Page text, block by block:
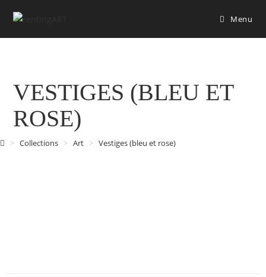
Menu
VESTIGES (BLEU ET
ROSE)
> Collections > Art > Vestiges (bleu et rose)